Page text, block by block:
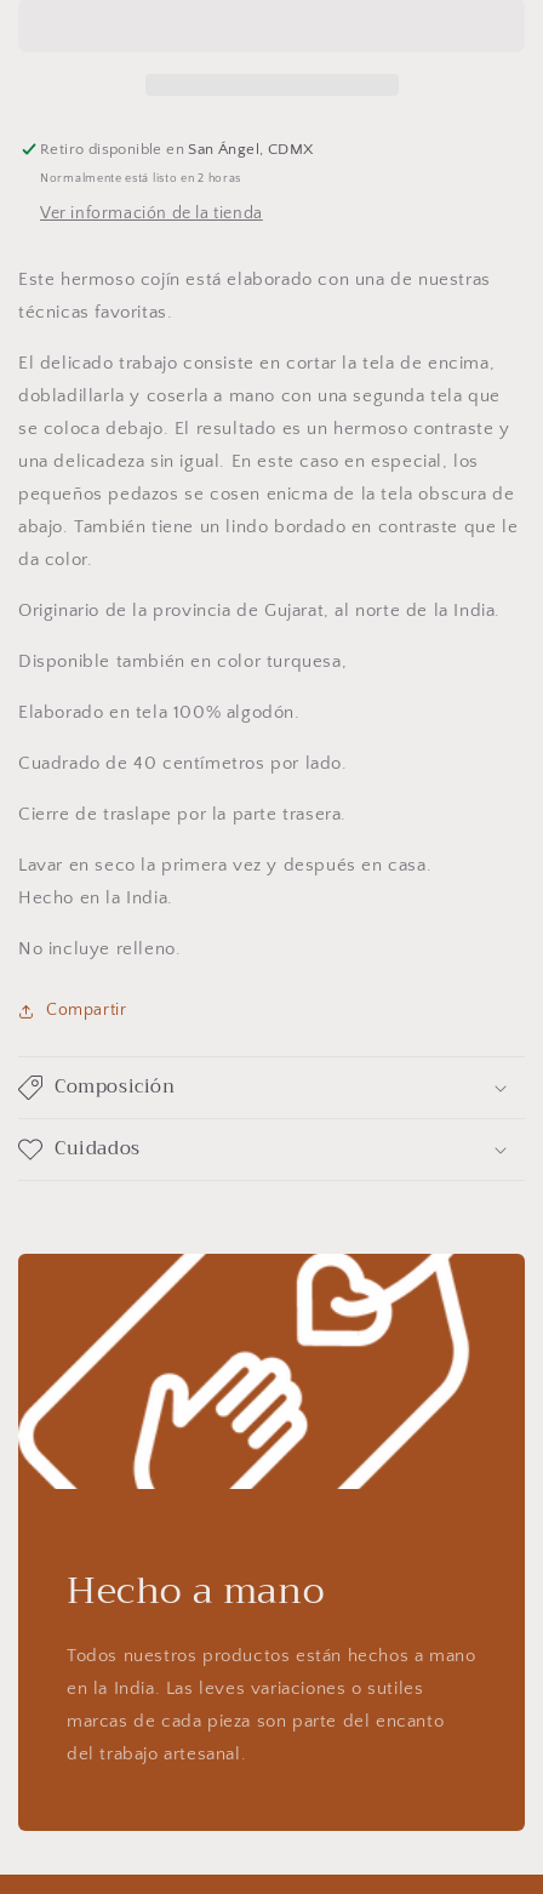
MG
%%%
MG
%%%
Retiro disponible en San Ángel, CDMX
Normalmente está listo en 2 horas
Ver información de la tienda
Este hermoso cojín está elaborado con una de nuestras
técnicas favoritas.
El delicado trabajo consiste en cortar la tela de encima,
dobladillarla y coserla a mano con una segunda tela que
se coloca debajo. El resultado es un hermoso contraste y
una delicadeza sin igual. En este caso en especial, los
pequeños pedazos se cosen enicma de la tela obscura de
abajo. También tiene un lindo bordado en contraste que le
da color.
Originario de la provincia de Gujarat, al norte de la India.
Disponible también en color turquesa,
Elaborado en tela 100% algodón.
Cuadrado de 40 centímetros por lado.
Cierre de traslape por la parte trasera.
Lavar en seco la primera vez y después en casa.
Hecho en la India.
No incluye relleno.
Compartir
Composición
Cuidados
Hecho a mano
Todos nuestros productos están hechos a mano
en la India. Las leves variaciones o sutiles
marcas de cada pieza son parte del encanto
del trabajo artesanal.